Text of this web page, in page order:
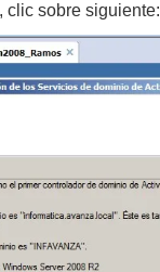
clic sobre siguiente: